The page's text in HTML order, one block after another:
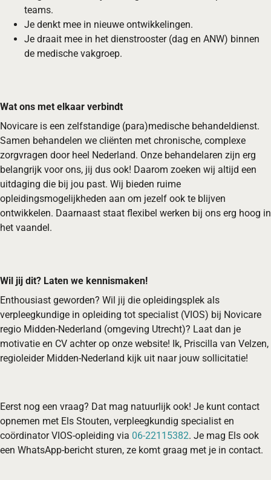
teams.
Je denkt mee in nieuwe ontwikkelingen.
Je draait mee in het dienstrooster (dag en ANW) binnen
de medische vakgroep.
Wat ons met elkaar verbindt
Novicare is een zelfstandige (para)medische behandeldienst.
Samen behandelen we cliënten met chronische, complexe
zorgvragen door heel Nederland. Onze behandelaren zijn erg
belangrijk voor ons, jij dus ook! Daarom zoeken wij altijd een
uitdaging die bij jou past. Wij bieden ruime
opleidingsmogelijkheden aan om jezelf ook te blijven
ontwikkelen. Daarnaast staat flexibel werken bij ons erg hoog in
het vaandel.
Wil jij dit? Laten we kennismaken!
Enthousiast geworden? Wil jij die opleidingsplek als
verpleegkundige in opleiding tot specialist (VIOS) bij Novicare
regio Midden-Nederland (omgeving Utrecht)? Laat dan je
motivatie en CV achter op onze website! Ik, Priscilla van Velzen,
regioleider Midden-Nederland kijk uit naar jouw sollicitatie!
Eerst nog een vraag? Dat mag natuurlijk ook! Je kunt contact
opnemen met Els Stouten, verpleegkundig specialist en
coördinator VIOS-opleiding via 06-22115382. Je mag Els ook
een WhatsApp-bericht sturen, ze komt graag met je in contact.